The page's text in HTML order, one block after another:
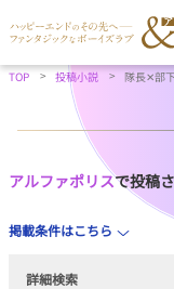
TOP 投稿小説 隊長✕部
アルファポリスで投稿
掲載条件はこちら
詳細検索